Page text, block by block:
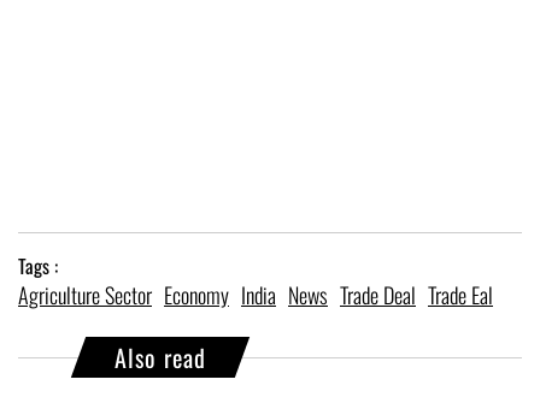
Tags :
Agriculture Sector Economy India News Trade Deal Trade Eal
Also read